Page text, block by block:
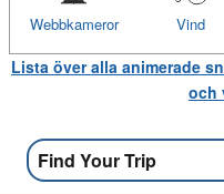
Vind
Webbkameror
Lista över alla animerade
och
Find Your Trip